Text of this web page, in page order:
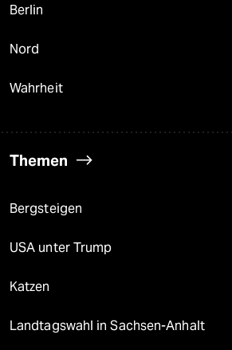
Berlin
Nord
Wahrheit
Themen
Bergsteigen
USA unter Trump
Katzen
Landtagswahl in Sachsen-Anhalt